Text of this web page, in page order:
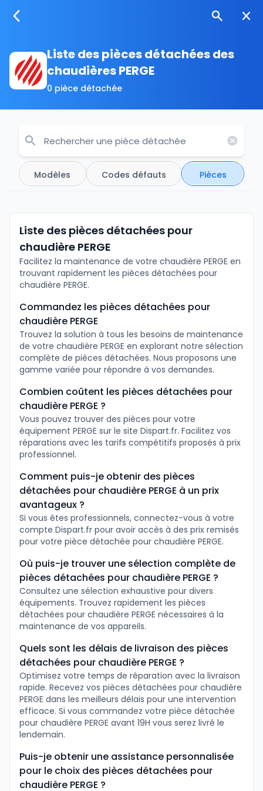
Liste des pièces détachées des
chaudières PERGE
0 pièce détachée
Modèles Codes défauts Pièces
Liste des pièces détachées pour
chaudière PERGE
Facilitez la maintenance de votre chaudière PERGE en
trouvant rapidement les pièces détachées pour
chaudière PERGE.
Commandez les pièces détachées pour
chaudière PERGE
Trouvez la solution à tous les besoins de maintenance
de votre chaudière PERGE en explorant notre sélection
complète de pièces détachées. Nous proposons une
gamme variée pour répondre à vos demandes.
Combien coûtent les pièces détachées pour
chaudière PERGE ?
Vous pouvez trouver des pièces pour votre
équipement PERGE sur le site Dispart.fr. Facilitez vos
réparations avec les tarifs compétitifs proposés à prix
professionnel.
Comment puis-je obtenir des pièces
détachées pour chaudière PERGE à un prix
avantageux ?
Si vous êtes professionnels, connectez-vous à votre
compte Dispart.fr pour avoir accès à des prix remisés
pour votre pièce détachée pour chaudière PERGE.
Où puis-je trouver une sélection complète de
pièces détachées pour chaudière PERGE ?
Consultez une sélection exhaustive pour divers
équipements. Trouvez rapidement les pièces
détachées pour chaudière PERGE nécessaires à la
maintenance de vos appareils.
Quels sont les délais de livraison des pièces
détachées pour chaudière PERGE ?
Optimisez votre temps de réparation avec la livraison
rapide. Recevez vos pièces détachées pour chaudière
PERGE dans les meilleurs délais pour une intervention
efficace. Si vous commandez votre pièce détachée
pour chaudière PERGE avant 19H vous serez livré le
lendemain.
Puis-je obtenir une assistance personnalisée
pour le choix des pièces détachées pour
chaudière PERGE ?